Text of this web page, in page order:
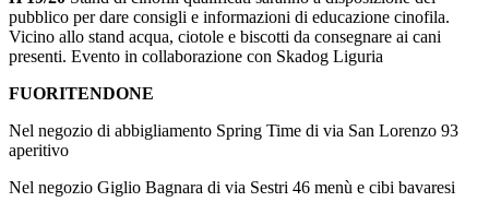
pubblico per dare consigli e informazioni di educazione cinofila.
Vicino allo stand acqua, ciotole e biscotti da consegnare ai cani
presenti. Evento in collaborazione con Skadog Liguria
FUORITENDONE
Nel negozio di abbigliamento Spring Time di via San Lorenzo 93
aperitivo
Nel negozio Giglio Bagnara di via Sestri 46 menù e cibi bavaresi